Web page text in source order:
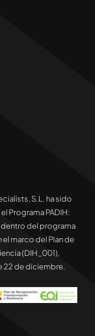
S.L. ha sido
Programa PADIH:
dentro del programa
marco del Plan de
(DIH_001),
22 de diciembre.